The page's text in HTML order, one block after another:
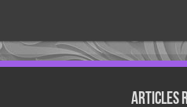
Articles